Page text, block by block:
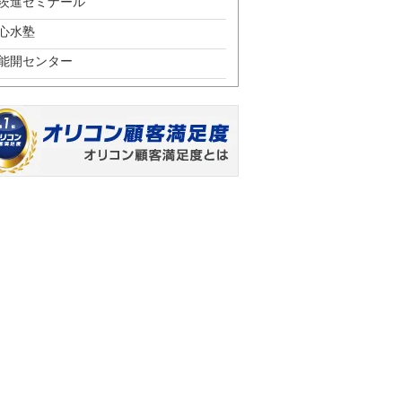
水塾
開センター